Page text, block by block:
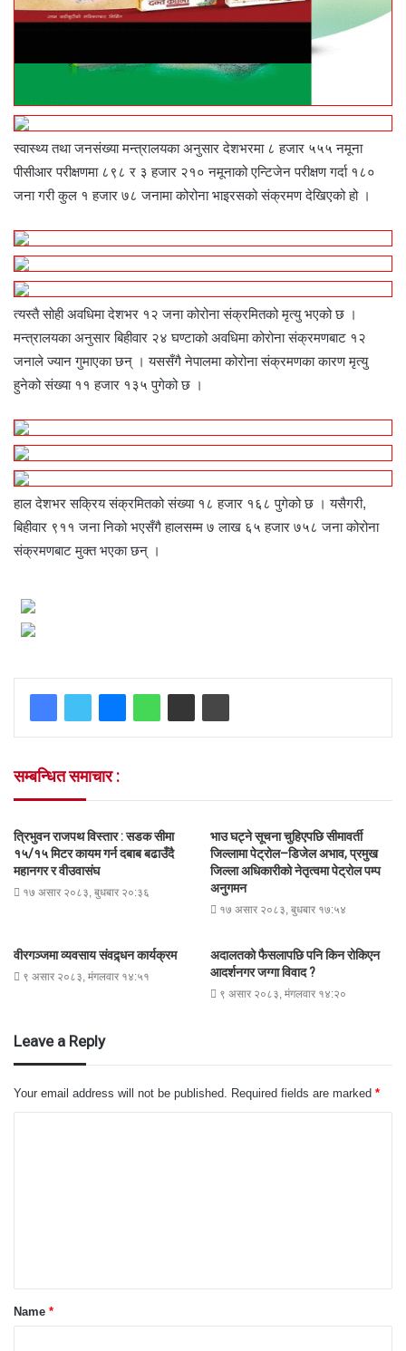
स्वास्थ्य तथा जनसंख्या मन्त्रालयका अनुसार देशभरमा ८ हजार ५५५ नमूना
पीसीआर परीक्षणमा ८९८ र ३ हजार २१० नमूनाको एन्टिजेन परीक्षण गर्दा १८०
जना गरी कुल १ हजार ७८ जनामा कोरोना भाइरसको संक्रमण देखिएको हो ।
त्यस्तै सोही अवधिमा देशभर १२ जना कोरोना संक्रमितको मृत्यु भएको छ ।
मन्त्रालयका अनुसार बिहीवार २४ घण्टाको अवधिमा कोरोना संक्रमणबाट १२
जनाले ज्यान गुमाएका छन् । यससँगै नेपालमा कोरोना संक्रमणका कारण मृत्यु
हुनेको संख्या ११ हजार १३५ पुगेको छ ।
हाल देशभर सक्रिय संक्रमितको संख्या १८ हजार १६८ पुगेको छ । यसैगरी,
बिहीवार ९११ जना निको भएसँगै हालसम्म ७ लाख ६५ हजार ७५८ जना कोरोना
संक्रमणबाट मुक्त भएका छन् ।
सम्बन्धित समाचार :
त्रिभुवन राजपथ विस्तार : सडक सीमा
१५/१५ मिटर कायम गर्न दबाब बढाउँदै
महानगर र वीउवासंघ
१७ असार २०८३, बुधबार २०:३६
भाउ घट्ने सूचना चुहिएपछि सीमावर्ती
जिल्लामा पेट्रोल–डिजेल अभाव, प्रमुख
जिल्ला अधिकारीको नेतृत्वमा पेट्रोल पम्प
अनुगमन
१७ असार २०८३, बुधबार १७:५४
वीरगञ्जमा व्यवसाय संवद्र्धन कार्यक्रम
९ असार २०८३, मंगलवार १४:५१
अदालतको फैसलापछि पनि किन रोकिएन
आदर्शनगर जग्गा विवाद ?
९ असार २०८३, मंगलवार १४:२०
Leave a Reply
Your email address will not be published. Required fields are marked *
t
*Name *